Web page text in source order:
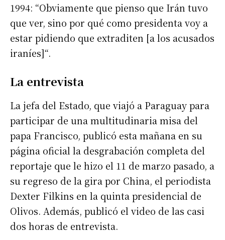
1994: “Obviamente que pienso que Irán tuvo
que ver, sino por qué como presidenta voy a
estar pidiendo que extraditen [a los acusados
iraníes]“.
La entrevista
La jefa del Estado, que viajó a Paraguay para
participar de una multitudinaria misa del
papa Francisco, publicó esta mañana en su
página oficial la desgrabación completa del
reportaje que le hizo el 11 de marzo pasado, a
su regreso de la gira por China, el periodista
Dexter Filkins en la quinta presidencial de
Olivos. Además, publicó el video de las casi
dos horas de entrevista.